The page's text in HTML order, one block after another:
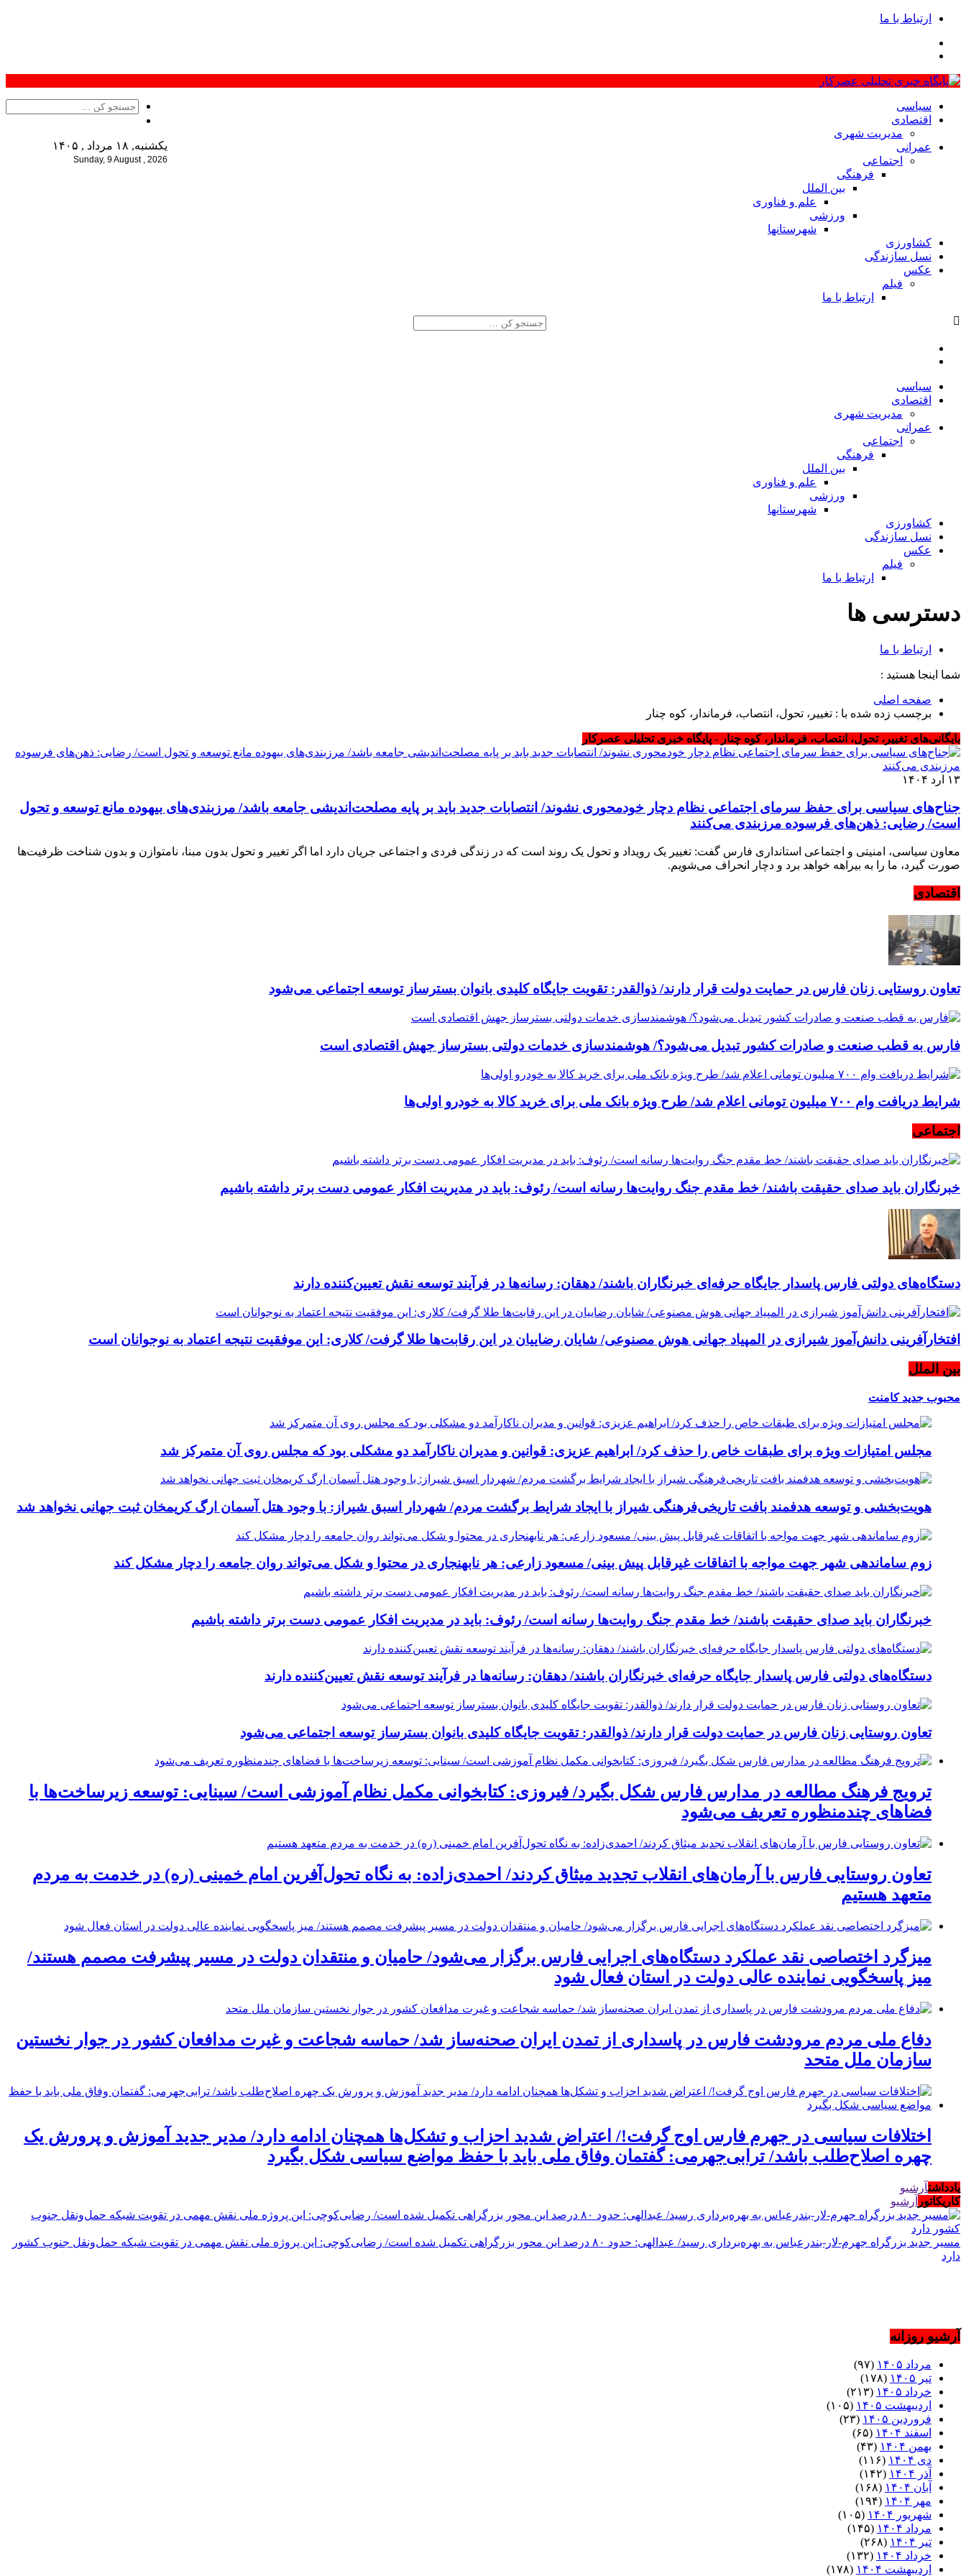
ارتباط با ما
یکشنبه, ۱۸ مرداد , ۱۴۰۵
Sunday, 9 August , 2026
سیاسی
اقتصادی
مدیریت شهری
عمرانی
اجتماعی
فرهنگی
بین الملل
علم و فناوری
ورزشی
شهرستانها
کشاورزی
نسل سازندگی
عکس
فیلم
ارتباط با ما
سیاسی
اقتصادی
مدیریت شهری
عمرانی
اجتماعی
فرهنگی
بین الملل
علم و فناوری
ورزشی
شهرستانها
کشاورزی
نسل سازندگی
عکس
فیلم
ارتباط با ما
دسترسی ها
ارتباط با ما
شما اینجا هستید :
صفحه اصلی
برچسب زده شده با : تغییر، تحول، انتصاب، فرماندار، کوه چنار
بایگانی‌های تغییر، تحول، انتصاب، فرماندار، کوه چنار - پایگاه خبری تحلیلی عصرکار
۱۳ ارد ۱۴۰۴
جناح‌های سیاسی برای حفظ سرمای اجتماعی نظام دچار خودمحوری نشوند/ انتصابات جدید باید بر پایه مصلحت‌اندیشی جامعه باشد/ مرزبندی‌های بیهوده مانع توسعه و تحول
است/ رضایی: ذهن‌های فرسوده مرزبندی می‌کنند
معاون سیاسی، امنیتی و اجتماعی استانداری فارس گفت: تغییر یک رویداد و تحول یک روند است که در زندگی فردی و اجتماعی جریان دارد اما اگر تغییر و تحول بدون مبنا، نامتوازن و بدون شناخت ظرفیت‌ها
صورت گیرد، ما را به بیراهه خواهد برد و دچار انحراف می‌شویم.
اقتصادی
تعاون روستایی زنان فارس در حمایت دولت قرار دارند/ ذوالقدر: تقویت جایگاه کلیدی بانوان بسترساز توسعه اجتماعی می‌شود
فارس به قطب صنعت و صادرات کشور تبدیل می‌شود؟/ هوشمندسازی خدمات دولتی بسترساز جهش اقتصادی است
شرایط دریافت وام ۷۰۰ میلیون تومانی اعلام شد/ طرح ویژه بانک ملی برای خرید کالا به خودرو اولی‌ها
اجتماعی
خبرنگاران باید صدای حقیقت باشند/ خط مقدم جنگ روایت‌ها رسانه است/ رئوف: باید در مدیریت افکار عمومی دست برتر داشته باشیم
دستگاه‌های دولتی فارس پاسدار جایگاه حرفه‌ای خبرنگاران باشند/ دهقان: رسانه‌ها در فرآیند توسعه نقش تعیین‌کننده دارند
افتخارآفرینی دانش‌آموز شیرازی در المپیاد جهانی هوش مصنوعی/ شایان رضاییان در این رقابت‌ها طلا گرفت/ کلاری: این موفقیت نتیجه اعتماد به نوجوانان است
بین الملل
محبوب جدیدکامنت
مجلس امتیازات ویژه برای طبقات خاص را حذف کرد/ ابراهیم عزیزی: قوانین و مدیران ناکارآمد دو مشکلی بود که مجلس روی آن متمرکز شد
هویت‌بخشی و توسعه هدفمند بافت تاریخی‌فرهنگی شیراز با ایجاد شرایط برگشت مردم/ شهردار اسبق شیراز: با وجود هتل آسمان ارگ کریمخان ثبت جهانی نخواهد شد
زوم ساماندهی شهر جهت مواجه با اتفاقات غیرقابل پیش بینی/ مسعود زارعی: هر نابهنجاری در محتوا و شکل می‌تواند روان جامعه را دچار مشکل کند
خبرنگاران باید صدای حقیقت باشند/ خط مقدم جنگ روایت‌ها رسانه است/ رئوف: باید در مدیریت افکار عمومی دست برتر داشته باشیم
دستگاه‌های دولتی فارس پاسدار جایگاه حرفه‌ای خبرنگاران باشند/ دهقان: رسانه‌ها در فرآیند توسعه نقش تعیین‌کننده دارند
تعاون روستایی زنان فارس در حمایت دولت قرار دارند/ ذوالقدر: تقویت جایگاه کلیدی بانوان بسترساز توسعه اجتماعی می‌شود
ترویج فرهنگ مطالعه در مدارس فارس شکل بگیرد/ فیروزی: کتابخوانی مکمل نظام آموزشی است/ سینایی: توسعه زیرساخت‌ها با
فضاهای چندمنظوره تعریف می‌شود
تعاون روستایی فارس با آرمان‌های انقلاب تجدید میثاق کردند/ احمدی‌زاده: به نگاه تحول‌آفرین امام خمینی (ره) در خدمت به مردم
متعهد هستیم
میزگرد اختصاصی نقد عملکرد دستگاه‌های اجرایی فارس برگزار می‌شود/ حامیان و منتقدان دولت در مسیر پیشرفت مصمم هستند/
میز پاسخگویی نماینده عالی دولت در استان فعال شود
دفاع ملی مردم مرودشت فارس در پاسداری از تمدن ایران صحنه‌ساز شد/ حماسه شجاعت و غیرت مدافعان کشور در جوار نخستین
سازمان ملل متحد
اختلافات سیاسی در جهرم فارس اوج گرفت!/ اعتراض شدید احزاب و تشکل‌ها همچنان ادامه دارد/ مدیر جدید آموزش و پرورش یک
چهره اصلاح‌طلب باشد/ ترابی‌جهرمی: گفتمان وفاق ملی باید با حفظ مواضع سیاسی شکل بگیرد
یادداشتآرشیو
کاریکاتور آرشیو
مسیر جدید بزرگراه جهرم-لار-بندرعباس به بهره‌برداری رسید/ عبدالهی: حدود ۸۰ درصد این محور بزرگراهی تکمیل شده است/ رضایی‌کوچی: این پروژه ملی نقش مهمی در تقویت شبکه حمل‌ونقل جنوب کشور
دارد
آرشیو روزانه
مرداد ۱۴۰۵
(۹۷)
تیر ۱۴۰۵
(۱۷۸)
خرداد ۱۴۰۵
(۲۱۳)
اردیبهشت ۱۴۰۵
(۱۰۵)
فروردین ۱۴۰۵
(۲۳)
اسفند ۱۴۰۴
(۶۵)
بهمن ۱۴۰۴
(۴۳)
دی ۱۴۰۴
(۱۱۶)
آذر ۱۴۰۴
(۱۴۲)
آبان ۱۴۰۴
(۱۶۸)
مهر ۱۴۰۴
(۱۹۴)
شهریور ۱۴۰۴
(۱۰۵)
مرداد ۱۴۰۴
(۱۴۵)
تیر ۱۴۰۴
(۲۶۸)
خرداد ۱۴۰۴
(۱۳۲)
اردیبهشت ۱۴۰۴
(۱۷۸)